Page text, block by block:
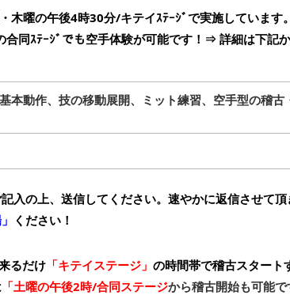
木曜の午後4時30分/キテイｽﾃｰｼﾞで実施しています
同ｽﾃｰｼﾞでも空手体験が可能です！ ⇒ 詳細は下記
本動作、技の移動展開、ミット練習、空手型の稽古
入の上、送信してください。速やかに返信させて
ください！
るだけ 「キテイステージ」 の時間帯で稽古スタート
「土曜の午後2時/合同ステージから稽古開始も可能